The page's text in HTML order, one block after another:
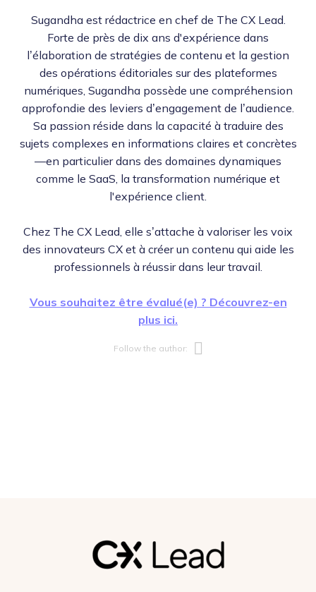
Sugandha est rédactrice en chef de The CX Lead.
Forte de près de dix ans d'expérience dans
l’élaboration de stratégies de contenu et la gestion
des opérations éditoriales sur des plateformes
numériques, Sugandha possède une compréhension
approfondie des leviers d’engagement de l’audience.
Sa passion réside dans la capacité à traduire des
sujets complexes en informations claires et concrètes
—en particulier dans des domaines dynamiques
comme le SaaS, la transformation numérique et
l'expérience client.
Chez The CX Lead, elle s’attache à valoriser les voix
des innovateurs CX et à créer un contenu qui aide les
professionnels à réussir dans leur travail.
Vous souhaitez être évalué(e) ? Découvrez-en
plus ici.
Follow the author: